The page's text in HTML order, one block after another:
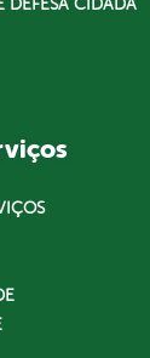
DEFESA CIDADÃ